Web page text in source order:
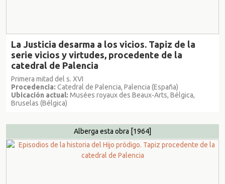
La Justicia desarma a los vicios. Tapiz de la
serie vicios y virtudes, procedente de la
catedral de Palencia
Primera mitad del s. XVI
Procedencia: Catedral de Palencia, Palencia (España)
Ubicación actual: Musées royaux des Beaux-Arts, Bélgica,
Bruselas (Bélgica)
Alberga esta obra [1964]